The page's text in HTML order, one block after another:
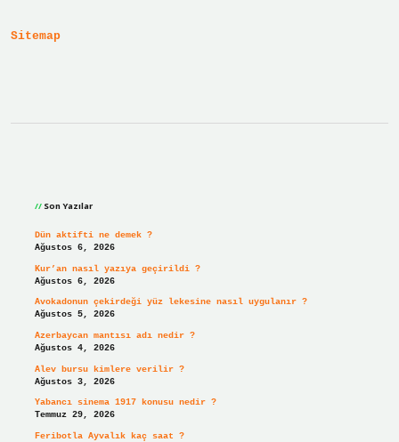
Sitemap
Son Yazılar
Dün aktifti ne demek ?
Ağustos 6, 2026
Kur’an nasıl yazıya geçirildi ?
Ağustos 6, 2026
Avokadonun çekirdeği yüz lekesine nasıl uygulanır ?
Ağustos 5, 2026
Azerbaycan mantısı adı nedir ?
Ağustos 4, 2026
Alev bursu kimlere verilir ?
Ağustos 3, 2026
Yabancı sinema 1917 konusu nedir ?
Temmuz 29, 2026
Feribotla Ayvalık kaç saat ?